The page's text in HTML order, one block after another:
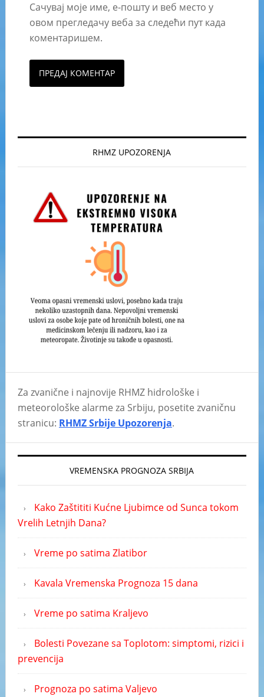
Сачувај моје име, е-пошту и веб место у
овом прегледачу веба за следећи пут када
коментаришем.
RHMZ UPOZORENJA
Za zvanične i najnovije RHMZ hidrološke i
meteorološke alarme za Srbiju, posetite zvaničnu
stranicu: RHMZ Srbije Upozorenja.
VREMENSKA PROGNOZA SRBIJA
Kako Zaštititi Kućne Ljubimce od Sunca tokom
Vrelih Letnjih Dana?
Vreme po satima Zlatibor
Kavala Vremenska Prognoza 15 dana
Vreme po satima Kraljevo
Bolesti Povezane sa Toplotom: simptomi, rizici i
prevencija
Prognoza po satima Valjevo